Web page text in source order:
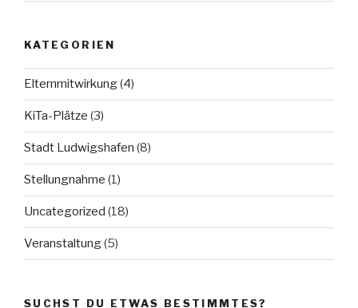
KATEGORIEN
Elternmitwirkung(4)
KiTa-Plätze (3)
Stadt Ludwigshafen (8)
Stellungnahme (1)
Uncategorized (18)
Veranstaltung(5)
SUCHST DU ETWAS BESTIMMTES?